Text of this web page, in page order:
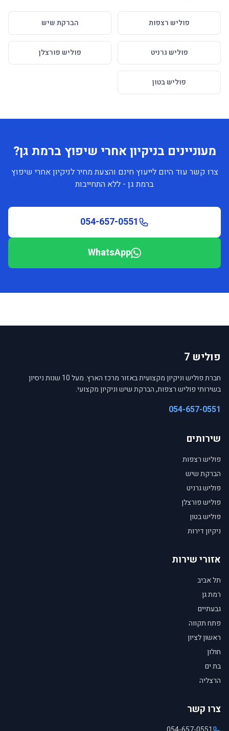
פוליש רצפות הברקת שיש
פוליש גרניט פוליש פורצלן
פוליש בטון
מעוניינים בניקיון אחרי שיפוץ ברמת גן?
צרו קשר עוד היום לייעוץ חינם והצעת מחיר לניקיון אחרי שיפוץ
ברמת גן - ללא התחייבות
054-657-0551
WhatsApp
פוליש 7
חברת פוליש וניקיון מקצועית באזור מרכז הארץ. מעל 10 שנות ניסיון
בשירותי פוליש רצפות, הברקת שיש וניקיון מקצועי.
054-657-0551
שירותים
פוליש רצפות
הברקת שיש
פוליש גרניט
פוליש פורצלן
פוליש בטון
ניקיון דירות
אזורי שירות
תל אביב
רמת גן
גבעתיים
פתח תקווה
ראשון לציון
חולון
בת ים
הרצליה
צרו קשר